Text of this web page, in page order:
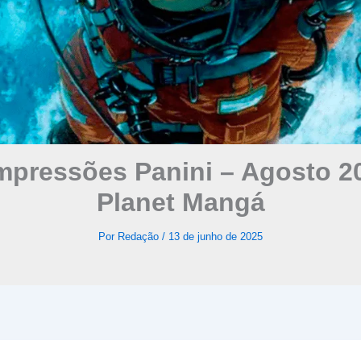
Panini – Agosto
Planet Mangá
Por Redação / 13 de junho de 2025